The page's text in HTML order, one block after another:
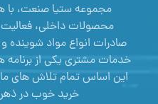
مجموعه ستیا صنعت،
محصولات داخلی،
صادرات انواع مواد شوینده
خدمات مشتری یکی از
این اساس تمام تلاش های ما
خرید خوب در